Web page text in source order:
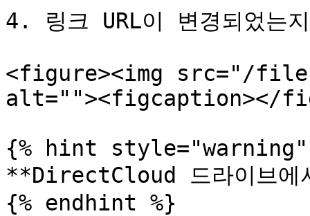
4. 링크 URL이 변경되었는
<figure><img src="/files/
alt=""><figcaption></
{% hint style="warning"
**DirectCloud 드라이브에
{% endhint %}